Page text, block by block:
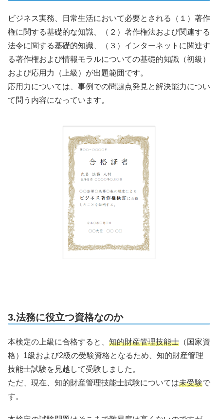
ビジネス実務、日常生活において必要とされる（１）著作
権に関する基礎的な知識、（２）著作権法および関連する
法令に関する基礎的知識、（３）インターネットに関連す
る著作権および情報モラルについての基礎的知識（初級）
および応用力（上級）が出題範囲です。
応用力については、事例での問題点発見と解決能力につい
て問う内容になっています。
3.法務に役立つ資格なのか
本検定の上級に合格すると、 知的財産管理技能士 （国家資
格）1級および2級の受験資格となるため、知的財産管理
技能士試験を見越して受験しました。
ただ、現在、知的財産管理技能士試験については未受験で
す。